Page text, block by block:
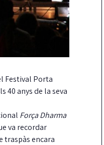
Festival Porta
40 anys de la seva
Força Dharma
va recordar
traspàs encara